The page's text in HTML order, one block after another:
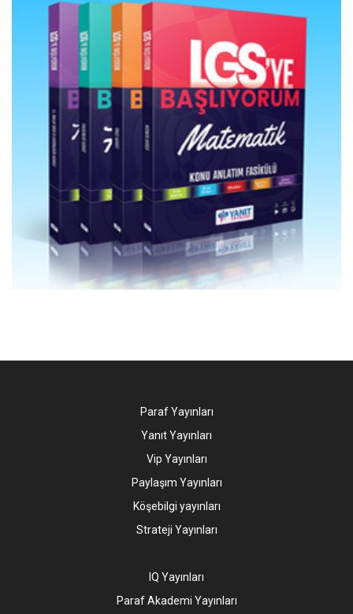
Paraf Yayınları
Yanıt Yayınları
Vip Yayınları
Paylaşım Yayınları
Köşebilgi yayınları
Strateji Yayınları
IQ Yayınları
Paraf Akademi Yayınları